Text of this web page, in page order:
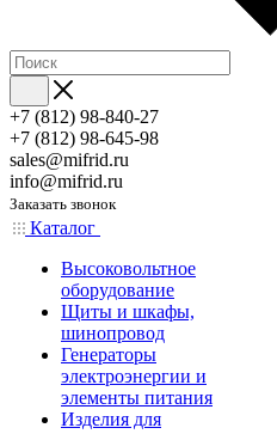
+7 (812) 98-840-27
+7 (812) 98-645-98
sales@mifrid.ru
info@mifrid.ru
Заказать звонок
Каталог
Высоковольтное
оборудование
Щиты и шкафы,
шинопровод
Генераторы
электроэнергии и
элементы питания
Изделия для